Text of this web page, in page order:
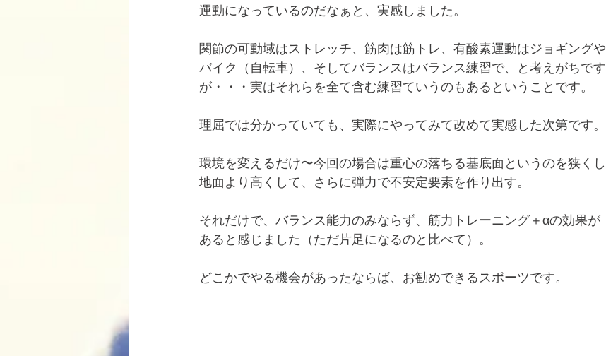
運動になっているのだなぁと、実感しました。
関節の可動域はストレッチ、筋肉は筋トレ、有酸素運動はジョギングや
バイク（自転車）、そしてバランスはバランス練習で、と考えがちです
が・・・実はそれらを全て含む練習ていうのもあるということです。
理屈では分かっていても、実際にやってみて改めて実感した次第です。
環境を変えるだけ〜今回の場合は重心の落ちる基底面というのを狭くし
地面より高くして、さらに弾力で不安定要素を作り出す。
それだけで、バランス能力のみならず、筋力トレーニング＋αの効果が
あると感じました（ただ片足になるのと比べて）。
どこかでやる機会があったならば、お勧めできるスポーツです。